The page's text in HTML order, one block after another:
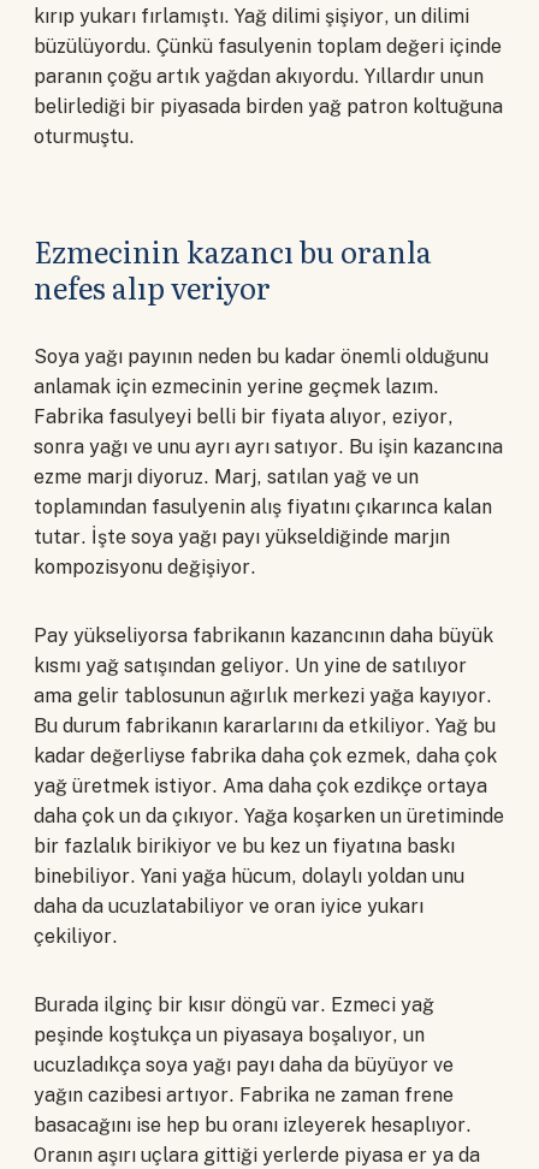
kırıp yukarı fırlamıştı. Yağ dilimi şişiyor, un dilimi
büzülüyordu. Çünkü fasulyenin toplam değeri içinde
paranın çoğu artık yağdan akıyordu. Yıllardır unun
belirlediği bir piyasada birden yağ patron koltuğuna
oturmuştu.
Ezmecinin kazancı bu oranla
nefes alıp veriyor
Soya yağı payının neden bu kadar önemli olduğunu
anlamak için ezmecinin yerine geçmek lazım.
Fabrika fasulyeyi belli bir fiyata alıyor, eziyor,
sonra yağı ve unu ayrı ayrı satıyor. Bu işin kazancına
ezme marjı diyoruz. Marj, satılan yağ ve un
toplamından fasulyenin alış fiyatını çıkarınca kalan
tutar. İşte soya yağı payı yükseldiğinde marjın
kompozisyonu değişiyor.
Pay yükseliyorsa fabrikanın kazancının daha büyük
kısmı yağ satışından geliyor. Un yine de satılıyor
ama gelir tablosunun ağırlık merkezi yağa kayıyor.
Bu durum fabrikanın kararlarını da etkiliyor. Yağ bu
kadar değerliyse fabrika daha çok ezmek, daha çok
yağ üretmek istiyor. Ama daha çok ezdikçe ortaya
daha çok un da çıkıyor. Yağa koşarken un üretiminde
bir fazlalık birikiyor ve bu kez un fiyatına baskı
binebiliyor. Yani yağa hücum, dolaylı yoldan unu
daha da ucuzlatabiliyor ve oran iyice yukarı
çekiliyor.
Burada ilginç bir kısır döngü var. Ezmeci yağ
peşinde koştukça un piyasaya boşalıyor, un
ucuzladıkça soya yağı payı daha da büyüyor ve
yağın cazibesi artıyor. Fabrika ne zaman frene
basacağını ise hep bu oranı izleyerek hesaplıyor.
Oranın aşırı uçlara gittiği yerlerde piyasa er ya da